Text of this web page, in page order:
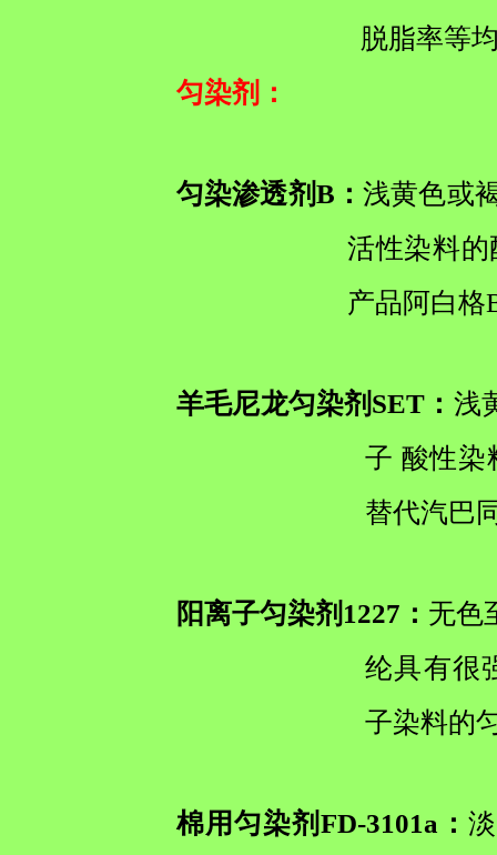
脱脂率等
匀染剂 ：
匀染渗透剂B：浅黄色或
活性染料
产品阿白格
羊毛尼龙匀染剂SET： 浅
子 酸性染
替代汽巴
阳离子匀染剂1227： 无色
纶具有很
子染料的
棉用匀染剂FD-3101a：